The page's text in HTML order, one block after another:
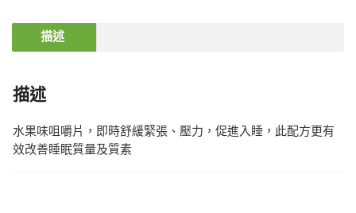
描述
描述
水果味咀嚼片，即時舒緩緊張、壓力，促進入睡，此配方更有
效改善睡眠質量及質素